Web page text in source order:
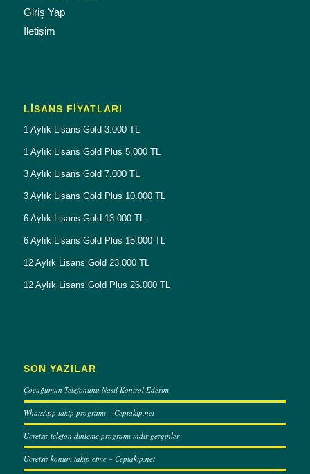
Giriş Yap
İletişim
LISANS FIYATLARI
1 Aylık Lisans Gold 3.000 TL
1 Aylık Lisans Gold Plus 5.000 TL
3 Aylık Lisans Gold 7.000 TL
3 Aylık Lisans Gold Plus 10.000 TL
6 Aylık Lisans Gold 13.000 TL
6 Aylık Lisans Gold Plus 15.000 TL
12 Aylık Lisans Gold 23.000 TL
12 Aylık Lisans Gold Plus 26.000 TL
SON YAZILAR
Çocuğumun Telefonunu Nasıl Kontrol Ederim
WhatsApp takip programı – Ceptakip.net
Ücretsiz telefon dinleme programı indir gezginler
Ücretsiz konum takip etme – Ceptakip.net